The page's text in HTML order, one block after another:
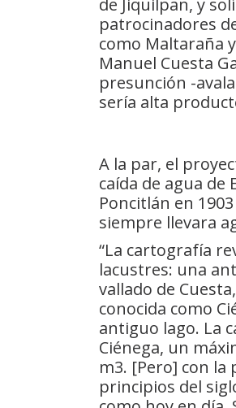
patrocinadores
como Maltaraña
Manuel Cuesta
presunción -
sería alta
A la par, el
caída de agua de
Poncitlán en
siempre llevara
“La cartografía
lacustres: una
vallado de
conocida como
antiguo lago. La
Ciénega, un
m3. [Pero] con la
principios del